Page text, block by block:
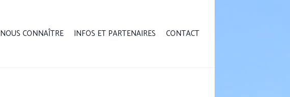
NOUS CONNAÎTRE INFOS ET PARTENAIRES CONTACT